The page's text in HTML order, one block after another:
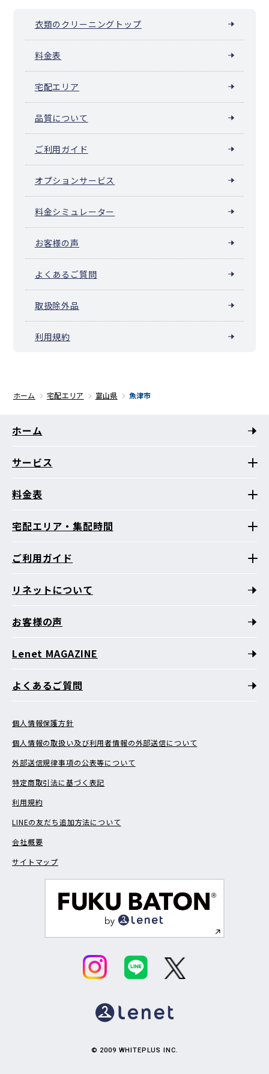
衣類のクリーニングトップ
料金表
宅配エリア
品質について
ご利用ガイド
オプションサービス
料金シミュレーター
お客様の声
よくあるご質問
取扱除外品
利用規約
ホーム 宅配エリア 富山県 魚津市
ホーム
サービス
料金表
宅配エリア・集配時間
ご利用ガイド
リネットについて
お客様の声
Lenet MAGAZINE
よくあるご質問
個人情報保護方針
個人情報の取扱い及び利用者情報の外部送信について
外部送信規律事項の公表等について
特定商取引法に基づく表記
利用規約
LINEの友だち追加方法について
会社概要
サイトマップ
© 2009 WHITEPLUS INC.